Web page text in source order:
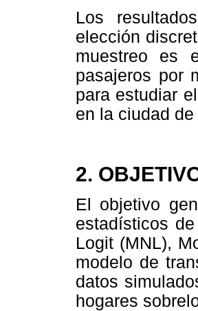
Los
elección
muestreo es
pasajeros por
para estudiar
en la ciudad de
2.
El objetivo
estadísticos
Logit (MNL),
modelo de
datos
hogares